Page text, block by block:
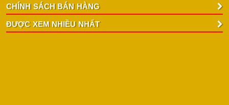
CHÍNH SÁCH BÁN HÀNG
ĐƯỢC XEM NHIỀU NHẤT